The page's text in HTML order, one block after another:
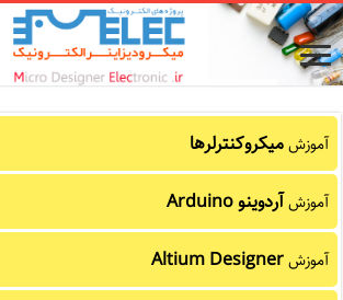
آموزشمیکروکنترلرها
آموزشآردوینو Arduino
آموزشAltium Designer